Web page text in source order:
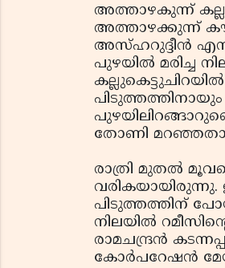
അത്താഴകുന്ന്
അത്താഴക്കുന്ന്
അസ്ഹറുദ്ദീൻ
പുഴയില്‍ മരിച്ച
തോണി
രാത്രി മുതല്‍
വരികയായിരുന്നു.
പിടുത്തത്തിന്
നിലയില്‍
രാമചന്ദ്രന്‍
കോര്‍പറേഷന്‍